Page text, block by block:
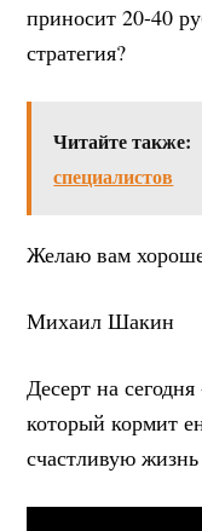
приносит 20-40
стратегия?
Читайте также:
специалистов
Желаю вам
Михаил Шакин
Десерт на
который кормит
счастливую